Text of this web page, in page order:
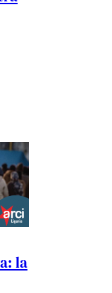
la